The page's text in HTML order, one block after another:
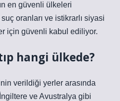
en güvenli ülkeleri
oranları ve istikrarlı siyasi
için güvenli kabul ediliyor.
hangi ülkede?
verildiği yerler arasında
ve Avustralya gibi